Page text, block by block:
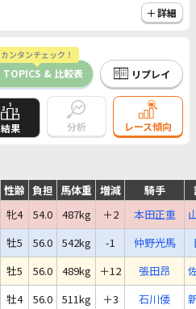
詳細
カンタンチェック！
TOPICS & 比較表 リプレイ
結果 分析 レース傾向
性齢 負担 馬体重 増減 騎手
牝4 54.0 487kg ＋2 本田正重
牡5 56.0 542kg -1 仲野光馬
牡5 56.0 489kg ＋12 張田昂
牡4 56.0 511kg ＋3 石川倭